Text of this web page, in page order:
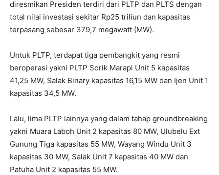
diresmikan Presiden terdiri dari PLTP dan PLTS dengan
total nilai investasi sekitar Rp25 triliun dan kapasitas
terpasang sebesar 379,7 megawatt (MW).
Untuk PLTP, terdapat tiga pembangkit yang resmi
beroperasi yakni PLTP Sorik Marapi Unit 5 kapasitas
41,25 MW, Salak Binary kapasitas 16,15 MW dan Ijen Unit 1
kapasitas 34,5 MW.
Lalu, lima PLTP lainnya yang dalam tahap groundbreaking
yakni Muara Laboh Unit 2 kapasitas 80 MW, Ulubelu Ext
Gunung Tiga kapasitas 55 MW, Wayang Windu Unit 3
kapasitas 30 MW, Salak Unit 7 kapasitas 40 MW dan
Patuha Unit 2 kapasitas 55 MW.